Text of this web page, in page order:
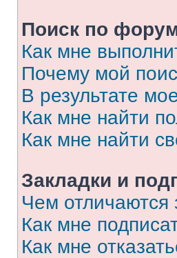
Поиск по
Как мне
Почему мой
В результате
Как мне найти
Как мне найти
Закладки и
Чем отличаются
Как мне
Как мне